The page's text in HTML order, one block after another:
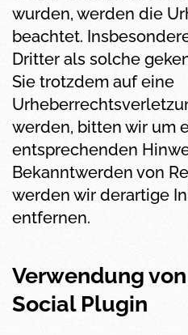
wurden, werden die
beachtet.
Dritter als solche
Sie trotzdem auf eine
werden, bitten wir um
entsprechenden
Bekanntwerden von
werden wir derartige
entfernen.
Verwendung
Social Plugin